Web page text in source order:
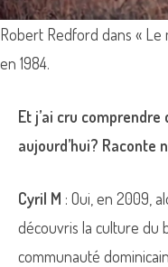
Robert Redford dans «
en 1984.
Et j’ai cru
aujourd’hui? Raconte
Cyril M : Oui, en 2009,
découvris la culture du
communauté